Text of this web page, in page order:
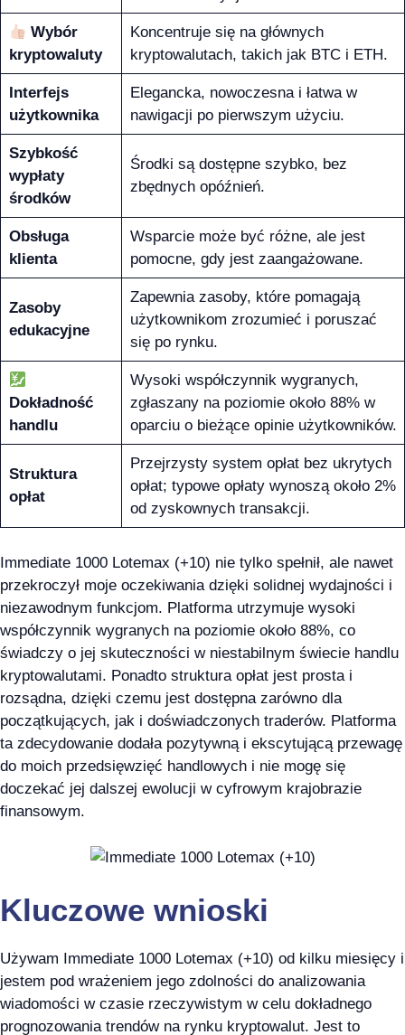
Wybór
kryptowaluty
Koncentruje się na głównych
kryptowalutach, takich jak BTC i ETH.
Interfejs
użytkownika
Elegancka, nowoczesna i łatwa w
nawigacji po pierwszym użyciu.
Szybkość
wypłaty
środków
Środki są dostępne szybko, bez
zbędnych opóźnień.
Obsługa
klienta
Wsparcie może być różne, ale jest
pomocne, gdy jest zaangażowane.
Zasoby
edukacyjne
Zapewnia zasoby, które pomagają
użytkownikom zrozumieć i poruszać
się po rynku.
Dokładność
handlu
Wysoki współczynnik wygranych,
zgłaszany na poziomie około 88% w
oparciu o bieżące opinie użytkowników.
Struktura
opłat
Przejrzysty system opłat bez ukrytych
opłat; typowe opłaty wynoszą około 2%
od zyskownych transakcji.
Immediate 1000 Lotemax (+10) nie tylko spełnił, ale nawet
przekroczył moje oczekiwania dzięki solidnej wydajności i
niezawodnym funkcjom. Platforma utrzymuje wysoki
współczynnik wygranych na poziomie około 88%, co
świadczy o jej skuteczności w niestabilnym świecie handlu
kryptowalutami. Ponadto struktura opłat jest prosta i
rozsądna, dzięki czemu jest dostępna zarówno dla
początkujących, jak i doświadczonych traderów. Platforma
ta zdecydowanie dodała pozytywną i ekscytującą przewagę
do moich przedsięwzięć handlowych i nie mogę się
doczekać jej dalszej ewolucji w cyfrowym krajobrazie
finansowym.
Kluczowe wnioski
Używam Immediate 1000 Lotemax (+10) od kilku miesięcy i
jestem pod wrażeniem jego zdolności do analizowania
wiadomości w czasie rzeczywistym w celu dokładnego
prognozowania trendów na rynku kryptowalut. Jest to